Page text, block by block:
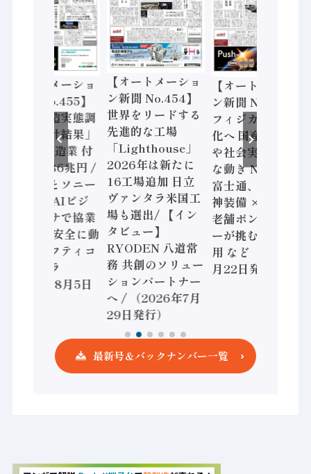
【オートメーショ
ン新聞 No.455】
「経済構造実態調
査二次集計結果」
2024年製造業 付
加価値額86兆円 /
三菱電機とソニー
セミコン AIビジ
ョンセンサで協業
/ IDEC、安全に動
かすセーフティコ
ントローラ
（2026年8月5日
【オートメーショ
ン新聞 No.454】
世界をリードする
先進的な工場
「Lighthouse」
2026年は新たに
16工場追加 日立
ヴァンタラ米国工
場も選出/ 【イン
タビュー】
RYODEN 八道常
務 共創のソリュー
ションパートナー
へ / （2026年7月
29日発行）
【オートメーショ
ン新聞 No.453】
フィジカルAI本格
化へ 国産AI開発
や社会実装に活発
な動き Noetra、
富士通、日立 / 兵
神装備 × HMS、
老舗ポンプメーカ
ーが挑むデータ活
用 など（2026年7
月22日発行）
最新号＆バックナンバー一覧